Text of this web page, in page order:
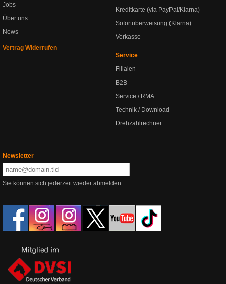
Jobs
Über uns
News
Vertrag Widerrufen
Kreditkarte (via PayPal/Klarna)
Sofortüberweisung (Klarna)
Vorkasse
Service
Filialen
B2B
Service / RMA
Technik / Download
Drehzahlrechner
Newsletter
Sie können sich jederzeit wieder abmelden.